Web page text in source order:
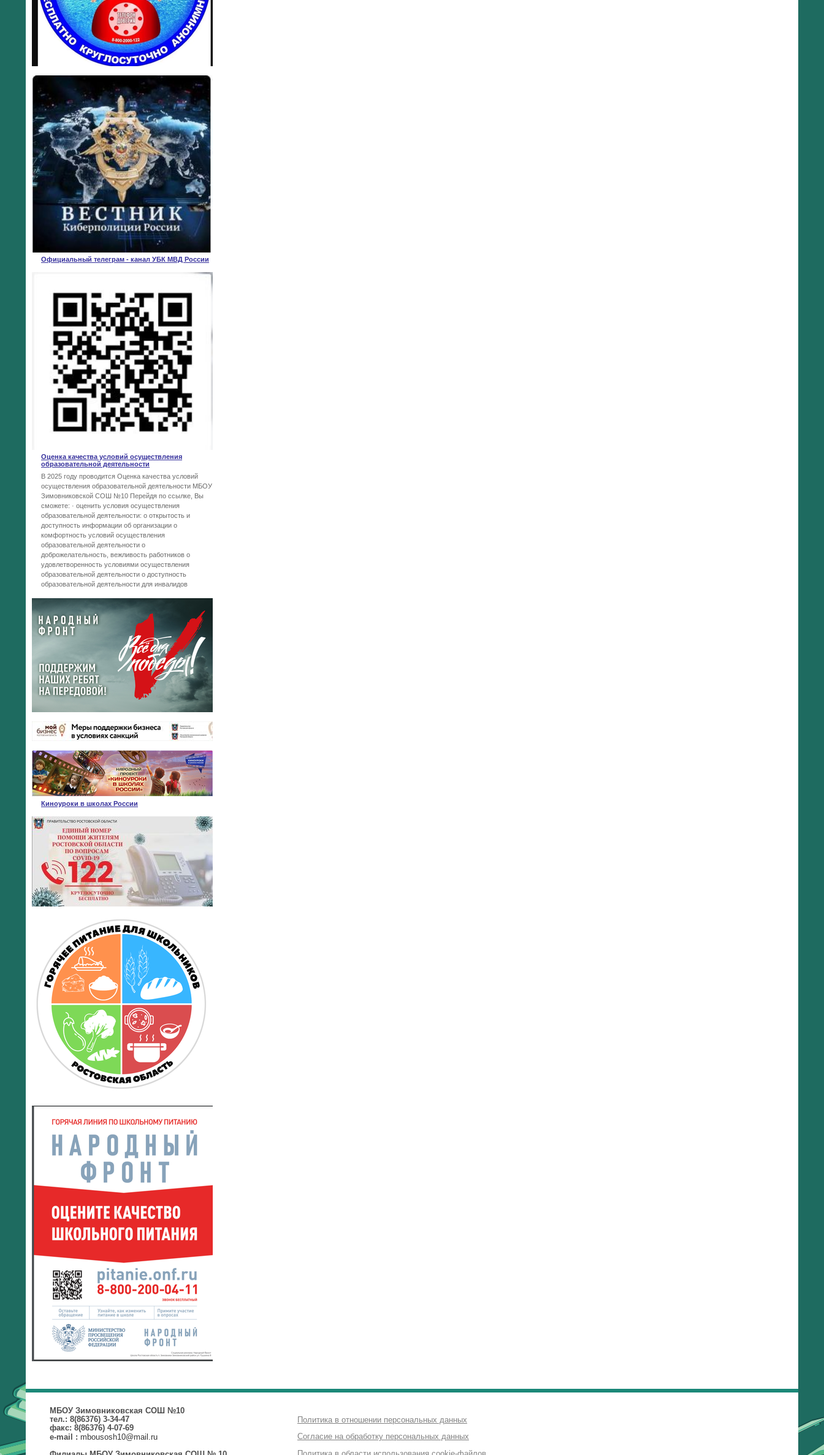
Официальный телеграм - канал УБК МВД России
Оценка качества условий осуществления
образовательной деятельности
В 2025 году проводится Оценка качества условий
осуществления образовательной деятельности МБОУ
Зимовниковской СОШ №10 Перейдя по ссылке, Вы
сможете: · оценить условия осуществления
образовательной деятельности: o открытость и
доступность информации об организации o
комфортность условий осуществления
образовательной деятельности o
доброжелательность, вежливость работников o
удовлетворенность условиями осуществления
образовательной деятельности o доступность
образовательной деятельности для инвалидов
Киноуроки в школах России
МБОУ Зимовниковская СОШ №10
тел.: 8(86376) 3-34-47
факс: 8(86376) 4-07-69
e-mail : mbousosh10@mail.ru
Политика в отношении персональных данных
Согласие на обработку персональных данных